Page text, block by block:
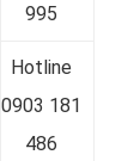
995
Hotline
0903 181
486